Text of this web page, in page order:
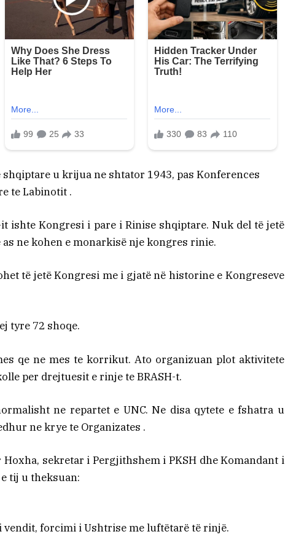
u krijua ne shtator 1943, pas Konferences
te Labinotit .
ishte Kongresi i pare i Rinise shqiptare. Nuk del të jetë
ne kohen e monarkisë nje kongres rinie.
të jetë Kongresi me i gjatë në historine e Kongreseve
tyre 72 shoqe.
qe ne mes te korrikut. Ato organizuan plot aktivitete
per drejtuesit e rinje te BRASH-t.
ne repartet e UNC. Ne disa qytete e fshatra u
ne krye te Organizates .
sekretar i Pergjithshem i PKSH dhe Komandant i
tij u theksuan:
vendit, forcimi i Ushtrise me luftëtarë të rinjë.